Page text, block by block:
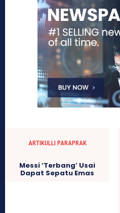
ARTIKULLI PARAPRAK
Messi ‘Terbang’ Usai
Dapat Sepatu Emas